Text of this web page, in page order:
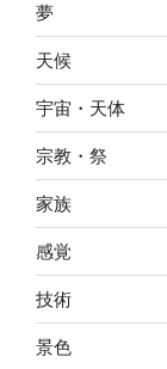
夢
天候
宇宙・天体
宗教・祭
家族
感覚
技術
景色